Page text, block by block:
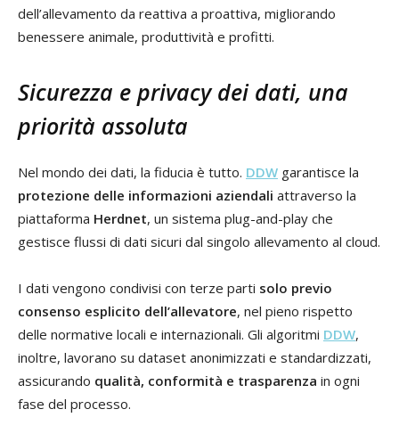
dell’allevamento da reattiva a proattiva, migliorando
benessere animale, produttività e profitti.
Sicurezza e privacy dei dati, una
priorità assoluta
Nel mondo dei dati, la fiducia è tutto. DDW garantisce la
protezione delle informazioni aziendali attraverso la
piattaforma Herdnet, un sistema plug-and-play che
gestisce flussi di dati sicuri dal singolo allevamento al cloud.
I dati vengono condivisi con terze parti solo previo
consenso esplicito dell’allevatore, nel pieno rispetto
delle normative locali e internazionali. Gli algoritmi DDW,
inoltre, lavorano su dataset anonimizzati e standardizzati,
assicurando qualità, conformità e trasparenza in ogni
fase del processo.